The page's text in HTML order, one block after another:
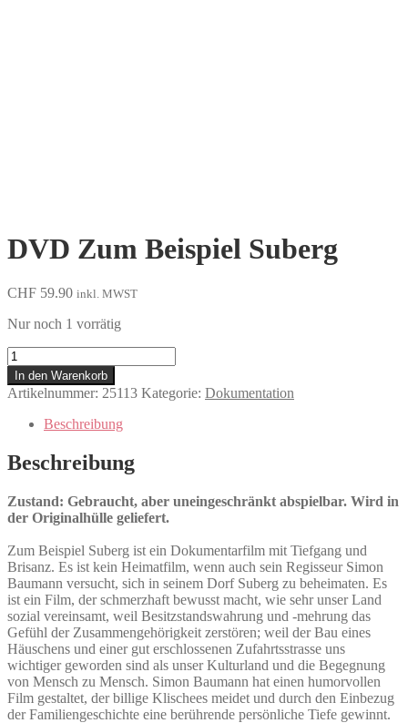
DVD Zum Beispiel Suberg
CHF 59.90 inkl. MWST
Nur noch 1 vorrätig
Zum
Beispiel
Suberg
Menge
In den Warenkorb
Artikelnummer: 25113 Kategorie: Dokumentation
Beschreibung
Beschreibung
Zustand: Gebraucht, aber uneingeschränkt abspielbar. Wird in
der Originalhülle geliefert.
Zum Beispiel Suberg ist ein Dokumentarfilm mit Tiefgang und
Brisanz. Es ist kein Heimatfilm, wenn auch sein Regisseur Simon
Baumann versucht, sich in seinem Dorf Suberg zu beheimaten. Es
ist ein Film, der schmerzhaft bewusst macht, wie sehr unser Land
sozial vereinsamt, weil Besitzstandswahrung und -mehrung das
Gefühl der Zusammengehörigkeit zerstören; weil der Bau eines
Häuschens und einer gut erschlossenen Zufahrtsstrasse uns
wichtiger geworden sind als unser Kulturland und die Begegnung
von Mensch zu Mensch. Simon Baumann hat einen humorvollen
Film gestaltet, der billige Klischees meidet und durch den Einbezug
der Familiengeschichte eine berührende persönliche Tiefe gewinnt.